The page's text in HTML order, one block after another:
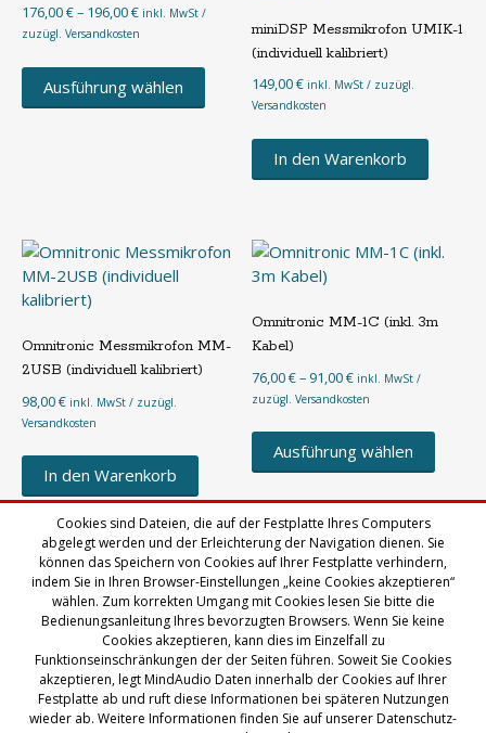
176,00€– 196,00€Preisspanne:
176,00 €
196,00 €
inkl. MwSt /
zuzügl. Versandkosten
Ausführung wählen
Dieses
Produkt
weist
können
Produktseite
gewählt
werden
miniDSP Messmikrofon UMIK-1
(individuell kalibriert)
149,00€ inkl. MwSt / zuzügl.
Versandkosten
In den Warenkorb
Omnitronic Messmikrofon MM-
2USB (individuell kalibriert)
98,00€ inkl. MwSt / zuzügl.
Versandkosten
In den Warenkorb
Omnitronic MM-1C (inkl. 3m
Kabel)
76,00€– 91,00€Preisspanne:
76,00 €
91,00 €
inkl. MwSt /
zuzügl. Versandkosten
Ausführung wählen
weist
auf.
Die
der
© Icy-Medien GmbH
Cookies sind Dateien, die auf der Festplatte Ihres Computers
abgelegt werden und der Erleichterung der Navigation dienen. Sie
können das Speichern von Cookies auf Ihrer Festplatte verhindern,
indem Sie in Ihren Browser-Einstellungen „keine Cookies akzeptieren“
wählen. Zum korrekten Umgang mit Cookies lesen Sie bitte die
Bedienungsanleitung Ihres bevorzugten Browsers. Wenn Sie keine
Cookies akzeptieren, kann dies im Einzelfall zu
Funktionseinschränkungen der der Seiten führen. Soweit Sie Cookies
akzeptieren, legt MindAudio Daten innerhalb der Cookies auf Ihrer
Festplatte ab und ruft diese Informationen bei späteren Nutzungen
wieder ab. Weitere Informationen finden Sie auf unserer Datenschutz-